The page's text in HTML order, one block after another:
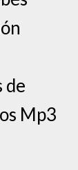
de
Mp3